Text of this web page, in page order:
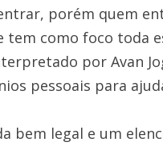
porém quem
tem como foco toda
por Avan
pessoais para
bem legal e um